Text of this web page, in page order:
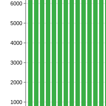
1000
2000
3000
4000
5000
6000